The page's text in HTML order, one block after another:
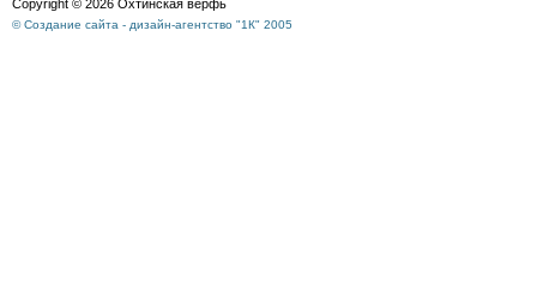
Copyright © 2026 Охтинская верфь
© Создание сайта - дизайн-агентство "1К" 2005